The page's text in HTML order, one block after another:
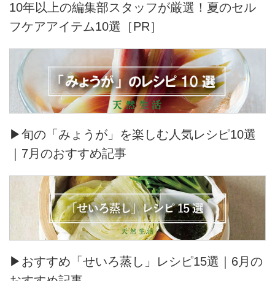
10年以上の編集部スタッフが厳選！夏のセル
フケアアイテム10選［PR］
▶旬の「みょうが」を楽しむ人気レシピ10選
｜7月のおすすめ記事
▶おすすめ「せいろ蒸し」レシピ15選｜6月の